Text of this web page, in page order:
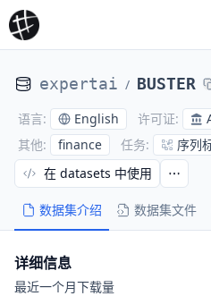
expertai / BUSTER
语言: English 许可证:
其他: finance 任务: 序列
数据集介绍 数据集文件
在 datasets 中使用
详细信息
最近一个月下载量